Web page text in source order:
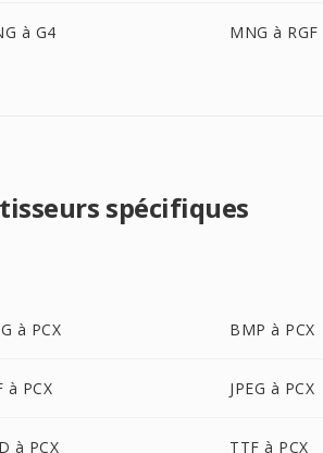
à G4 MNG à RGF
spécifiques
à PCX BMP à PCX
à PCX JPEG à PCX
à PCX TTF à PCX